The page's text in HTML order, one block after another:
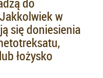
do
w
się doniesienia
łożysko